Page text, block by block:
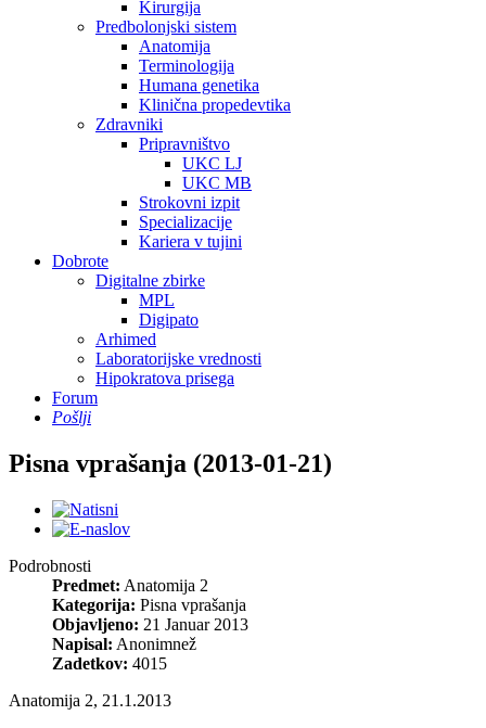
Kirurgija
Predbolonjski sistem
Anatomija
Terminologija
Humana genetika
Klinična propedevtika
Zdravniki
Pripravništvo
UKC LJ
UKC MB
Strokovni izpit
Specializacije
Kariera v tujini
Dobrote
Digitalne zbirke
MPL
Digipato
Arhimed
Laboratorijske vrednosti
Hipokratova prisega
Forum
Pošlji
Pisna vprašanja (2013-01-21)
Podrobnosti
Predmet: Anatomija 2
Kategorija: Pisna vprašanja
Objavljeno: 21 Januar 2013
Napisal: Anonimnež
Zadetkov: 4015
Anatomija 2, 21.1.2013